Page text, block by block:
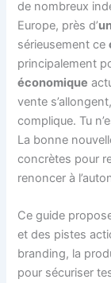
de nombreux
Europe, près d’
sérieusement ce
principalement
économique
vente
complique. Tu
La bonne
concrètes pour
renoncer à
Ce guide
et des pistes
branding, la
pour sécuriser